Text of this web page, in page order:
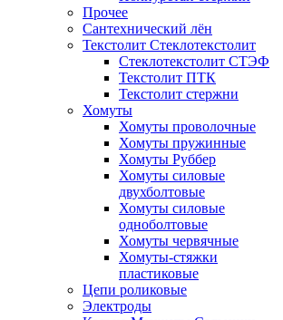
Прочее
Сантехнический лён
Текстолит Стеклотекстолит
Стеклотекстолит СТЭФ
Текстолит ПТК
Текстолит стержни
Хомуты
Хомуты проволочные
Хомуты пружинные
Хомуты Руббер
Хомуты силовые
двухболтовые
Хомуты силовые
одноболтовые
Хомуты червячные
Хомуты-стяжки
пластиковые
Цепи роликовые
Электроды